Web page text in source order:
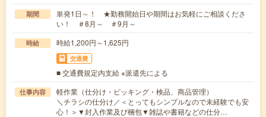
期間
単発1日～！ ★勤務開始日や期間はお気軽にご相談くださ
い！ ＃8月～ ＃9月～
時給 時給1,200円～1,625円
交通費
■ 交通費規定内支給 ※派遣先による
仕事内容
軽作業（仕分け・ピッキング・検品、商品管理）
＼チラシの仕分け／＜とってもシンプルなので未経験でも安
心！＞▼封入作業及び梱包▼雑誌や書籍などの仕分…